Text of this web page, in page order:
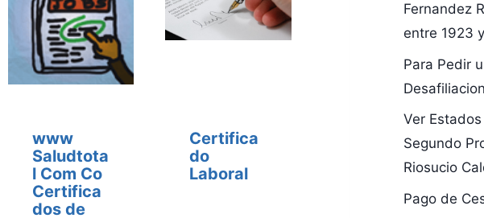
www
Saludtota
l Com Co
Certifica
dos de
Certifica
do
Laboral
Fernandez
entre 1923
Para Pedir
Desafiliacion
Ver
Segundo
Riosucio
Pago de